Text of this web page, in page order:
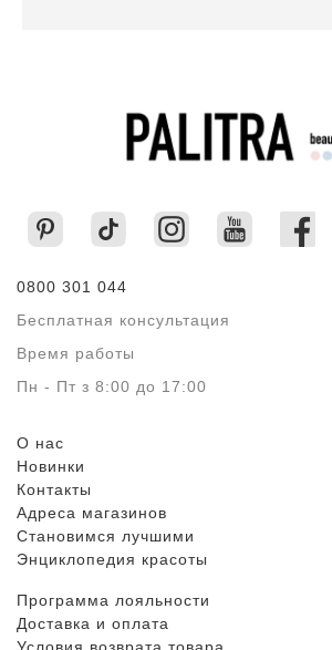
0800 301 044
Бесплатная консультация
Время работы
Пн - Пт з 8:00 до 17:00
О нас
Новинки
Контакты
Адреса магазинов
Становимся лучшими
Энциклопедия красоты
Программа лояльности
Доставка и оплата